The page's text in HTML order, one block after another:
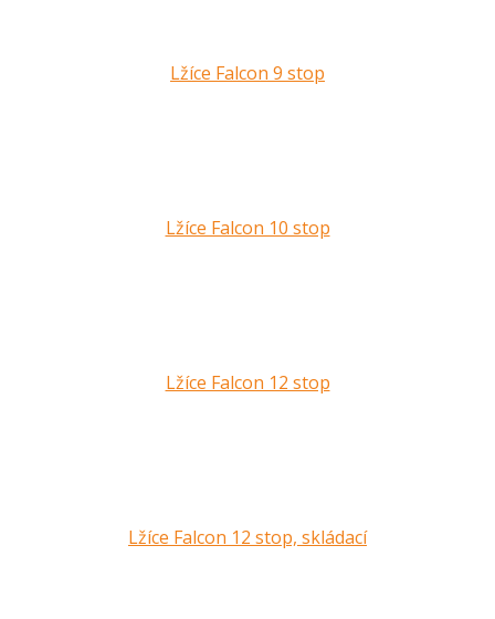
Lžíce Falcon 9 stop
Lžíce Falcon 10 stop
Lžíce Falcon 12 stop
Lžíce Falcon 12 stop, skládací